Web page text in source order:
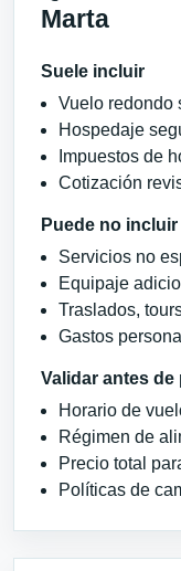
Marta
Suele incluir
Vuelo redondo
Hospedaje
Impuestos de
Cotización
Puede no incluir
Servicios no
Equipaje
Traslados,
Gastos
Validar antes de
Horario de
Régimen de
Precio total
Políticas de